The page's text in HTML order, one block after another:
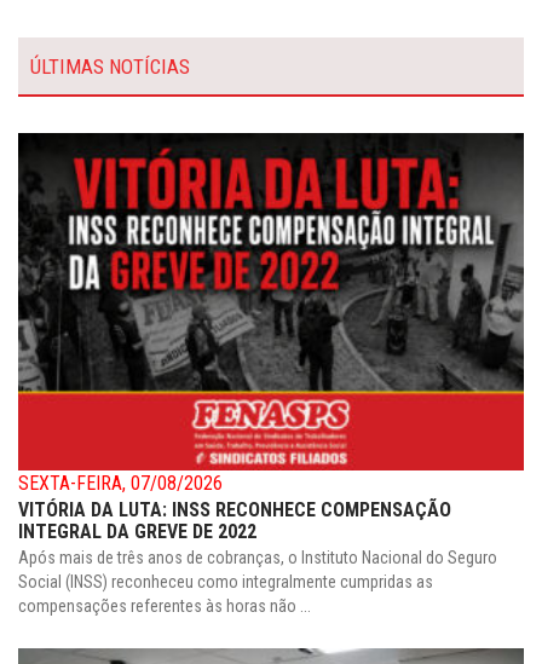
SEXTA-FEIRA, 07/08/2026
VITÓRIA DA LUTA: INSS RECONHECE COMPENSAÇÃO
INTEGRAL DA GREVE DE 2022
Após mais de três anos de cobranças, o Instituto Nacional do Seguro
Social (INSS) reconheceu como integralmente cumpridas as
compensações referentes às horas não ...